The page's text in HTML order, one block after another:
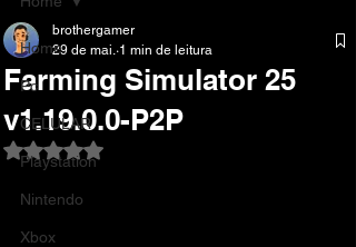
Home
Pc
CELULAR
Playstation
Nintendo
Xbox
Farming Simulator 25
v1.19.0.0-P2P
brothergamer
29 de mai. 1 min de leitura
Avaliado com NaN de 5 estrelas.